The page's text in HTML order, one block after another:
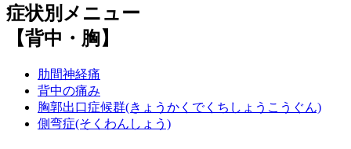
症状別メニュー
【背中・胸】
肋間神経痛
背中の痛み
胸郭出口症候群(きょうかくでくちしょうこうぐん)
側弯症(そくわんしょう)